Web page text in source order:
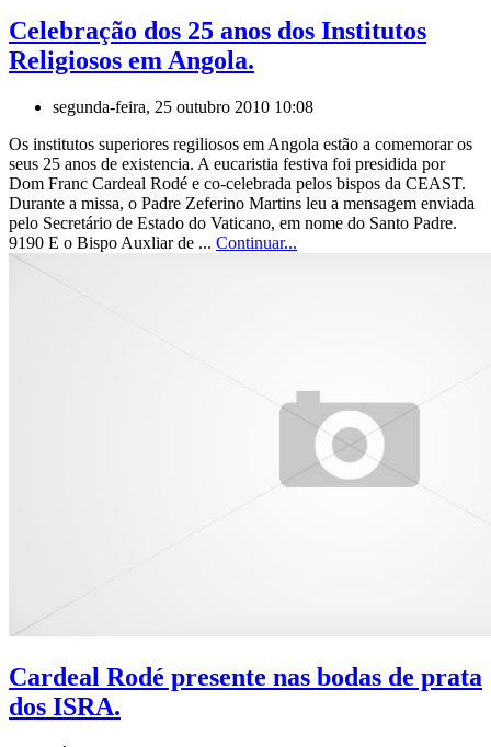
Celebração dos 25 anos dos Institutos
Religiosos em Angola.
segunda-feira, 25 outubro 2010 10:08
Os institutos superiores regiliosos em Angola estão a comemorar os
seus 25 anos de existencia. A eucaristia festiva foi presidida por
Dom Franc Cardeal Rodé e co-celebrada pelos bispos da CEAST.
Durante a missa, o Padre Zeferino Martins leu a mensagem enviada
pelo Secretário de Estado do Vaticano, em nome do Santo Padre.
9190 E o Bispo Auxliar de ... Continuar...
Cardeal Rodé presente nas bodas de prata
dos ISRA.